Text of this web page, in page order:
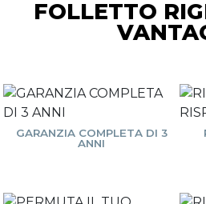
FOLLETTO
GARANZIA COMPLETA DI 3
ANNI